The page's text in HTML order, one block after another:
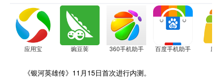
应用宝 豌豆荚 360手机助手 百度手机助手 应
《银河英雄传》11月15日首次进行内测。